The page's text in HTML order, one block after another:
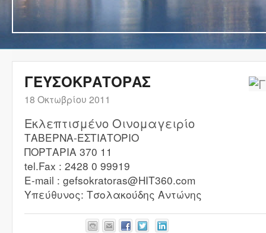
ΓΕΥΣΟΚΡΑΤΟΡΑΣ
18 Οκτωβρίου 2011
Eκλεπτισμένο Οινομαγειρίο
ΤΑΒΕΡΝΑ-ΕΣΤΙΑΤΟΡΙΟ
ΠΟΡΤΑΡΙΑ 370 11
tel.Fax : 2428 0 99919
E-mail : gefsokratoras@HIT360.com
Υπεύθυνος: Τσολακούδης Αντώνης